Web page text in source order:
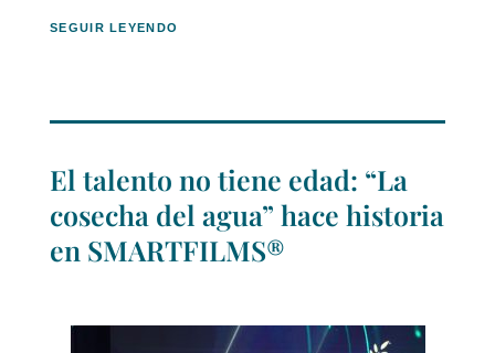
SEGUIR LEYENDO
El talento no tiene edad: “La
cosecha del agua” hace historia
en SMARTFILMS®